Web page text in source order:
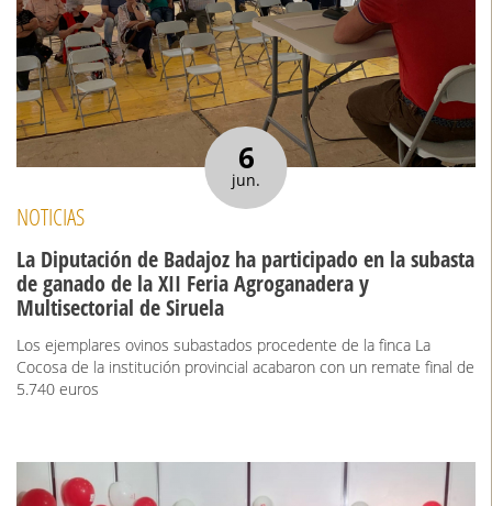
6
jun.
NOTICIAS
La Diputación de Badajoz ha participado en la subasta
de ganado de la XII Feria Agroganadera y
Multisectorial de Siruela
Los ejemplares ovinos subastados procedente de la finca La
Cocosa de la institución provincial acabaron con un remate final de
5.740 euros